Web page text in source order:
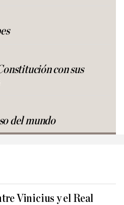
con sus
del mundo
Vinicius y el Real